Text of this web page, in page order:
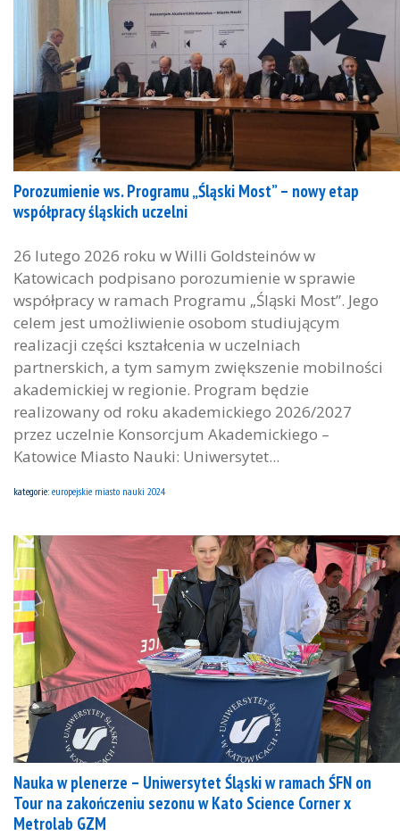
Porozumienie ws. Programu „Śląski Most” – nowy etap
współpracy śląskich uczelni
26 lutego 2026 roku w Willi Goldsteinów w
Katowicach podpisano porozumienie w sprawie
współpracy w ramach Programu „Śląski Most”. Jego
celem jest umożliwienie osobom studiującym
realizacji części kształcenia w uczelniach
partnerskich, a tym samym zwiększenie mobilności
akademickiej w regionie. Program będzie
realizowany od roku akademickiego 2026/2027
przez uczelnie Konsorcjum Akademickiego –
Katowice Miasto Nauki: Uniwersytet...
kategorie: europejskie miasto nauki 2024
Nauka w plenerze – Uniwersytet Śląski w ramach ŚFN on
Tour na zakończeniu sezonu w Kato Science Corner x
Metrolab GZM